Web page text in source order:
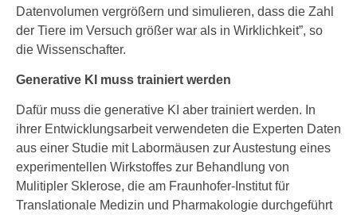
Datenvolumen vergrößern und simulieren, dass die Zahl
der Tiere im Versuch größer war als in Wirklichkeit”, so
die Wissenschafter.
Generative KI muss trainiert werden
Dafür muss die generative KI aber trainiert werden. In
ihrer Entwicklungsarbeit verwendeten die Experten Daten
aus einer Studie mit Labormäusen zur Austestung eines
experimentellen Wirkstoffes zur Behandlung von
Mulitipler Sklerose, die am Fraunhofer-Institut für
Translationale Medizin und Pharmakologie durchgeführt